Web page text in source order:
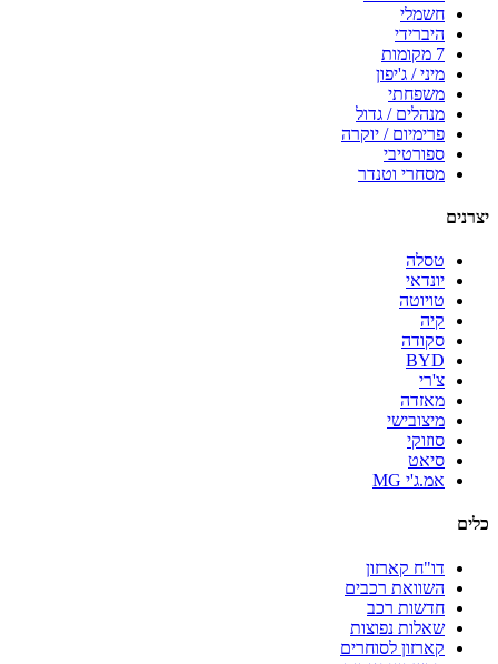
חשמלי
היברידי
7 מקומות
מיני / ג'יפון
משפחתי
מנהלים / גדול
פרימיום / יוקרה
ספורטיבי
מסחרי וטנדר
יצרנים
טסלה
יונדאי
טויוטה
קיה
סקודה
BYD
צ'רי
מאזדה
מיצובישי
סוזוקי
סיאט
אמ.ג'י MG
כלים
דו"ח קארזון
השוואת רכבים
חדשות רכב
שאלות נפוצות
קארזון לסוחרים